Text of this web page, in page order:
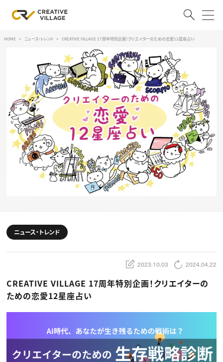
ACCOUNT
ログイン 会員登録
RECRUIT
クリエイター求人を探す
CREATIVE JOB求人検索
特集求人
採用説明会
転職支援サービス
CONTENTS
スキルアップしたい！
動画配信・映像制作
編集・ライティング
マーケティング
ディレクション
TOP Creator’s コラム トップ
Webクリエイター
アプリクリエイター
ゲームクリエイター
C＆R Magazine
セミナー
ニュース・トレンド トップ
Web
映像
ゲーム・エンタメ
広告
CREATIVE VILLAGEからのお知らせ
プロフェッショナル×つながる×メディア
HOME ニュース・トレンド CREATIVE VILLAGE 17周年特別企画！クリエイターのための恋愛12星座占い
ニュース・トレンド
2023.10.03 2024.04.22
CREATIVE VILLAGE 17周年特別企画！クリエイターの
ための恋愛12星座占い